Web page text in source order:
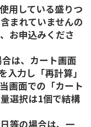
用している盛りつ
まれていませんの
お申込みくださ
は、カート画面
入力し「再計算」
画面での「カート
選択は1個で結構
等の場合は、一